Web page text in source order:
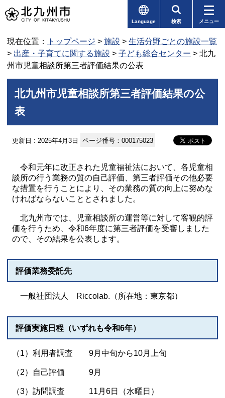
Language 検索 メニュー
現在位置： トップページ > 施設 > 生活分野ごとの施設一覧
> 出産・子育てに関する施設 > 子ども総合センター > 北九
州市児童相談所第三者評価結果の公表
北九州市児童相談所第三者評価結果の公
表
更新日 : 2025年4月3日 ページ番号：000175023
令和元年に改正された児童福祉法において、各児童相
談所の行う業務の質の自己評価、第三者評価その他必要
な措置を行うことにより、その業務の質の向上に努めな
ければならないこととされました。
北九州市では、児童相談所の運営等に対して客観的評
価を行うため、令和6年度に第三者評価を受審しました
ので、その結果を公表します。
評価業務委託先
一般社団法人 Riccolab.（所在地：東京都）
評価実施日程（いずれも令和6年）
（1）利用者調査 9月中旬から10月上旬
（2）自己評価 9月
（3）訪問調査 11月6日（水曜日）